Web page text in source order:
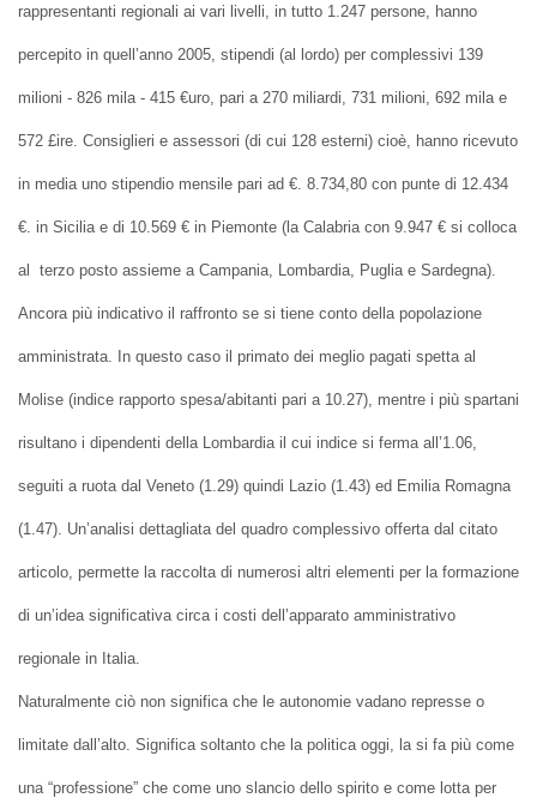
rappresentanti regionali ai vari livelli, in tutto 1.247 persone, hanno
percepito in quell’anno 2005, stipendi (al lordo) per complessivi 139
milioni - 826 mila - 415 €uro, pari a 270 miliardi, 731 milioni, 692 mila e
572 £ire. Consiglieri e assessori (di cui 128 esterni) cioè, hanno ricevuto
in media uno stipendio mensile pari ad €. 8.734,80 con punte di 12.434
€. in Sicilia e di 10.569 € in Piemonte (la Calabria con 9.947 € si colloca
al terzo posto assieme a Campania, Lombardia, Puglia e Sardegna).
Ancora più indicativo il raffronto se si tiene conto della popolazione
amministrata. In questo caso il primato dei meglio pagati spetta al
Molise (indice rapporto spesa/abitanti pari a 10.27), mentre i più spartani
risultano i dipendenti della Lombardia il cui indice si ferma all’1.06,
seguiti a ruota dal Veneto (1.29) quindi Lazio (1.43) ed Emilia Romagna
(1.47). Un’analisi dettagliata del quadro complessivo offerta dal citato
articolo, permette la raccolta di numerosi altri elementi per la formazione
di un’idea significativa circa i costi dell’apparato amministrativo
regionale in Italia.
Naturalmente ciò non significa che le autonomie vadano represse o
limitate dall’alto. Significa soltanto che la politica oggi, la si fa più come
una “professione” che come uno slancio dello spirito e come lotta per